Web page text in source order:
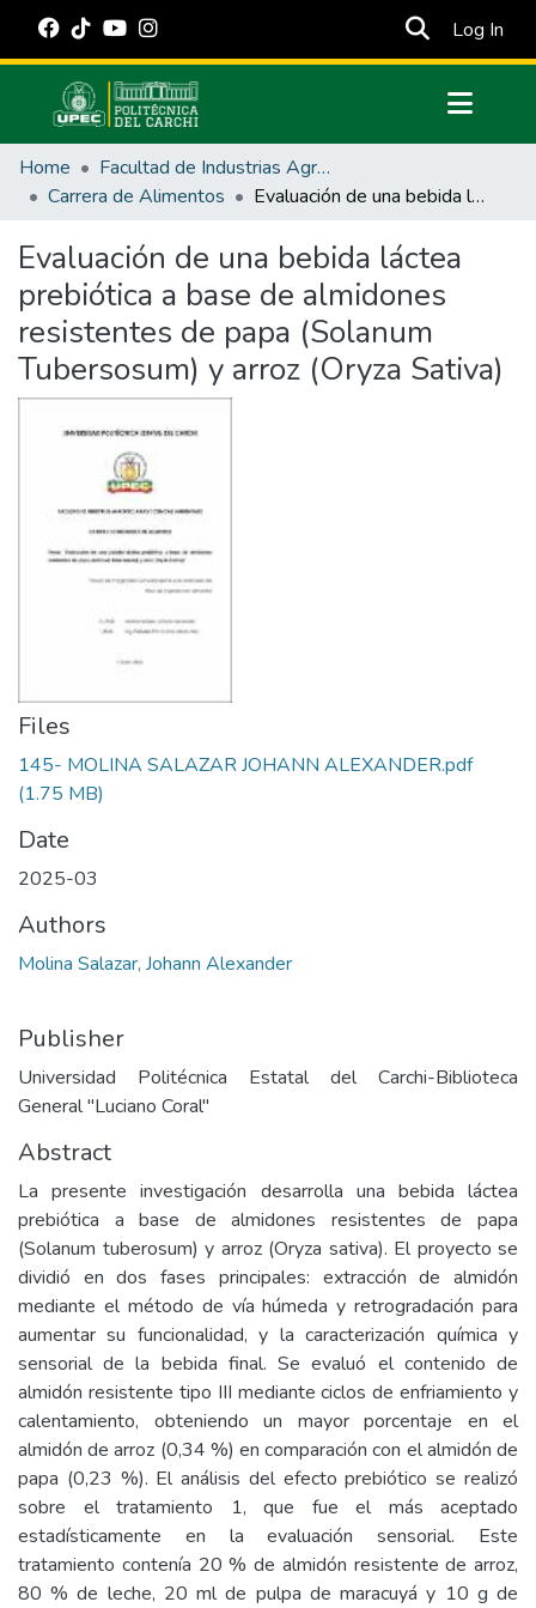
Log In
Communities & Collections
All of DSpace
Estadísticas Externas
Manuales
Home
Facultad de Industrias Agropecuarias y Ciencias Ambientales
Carrera de Alimentos
Evaluación de una bebida láctea prebiótica a base de almidones resistentes de papa (Solanum Tubersosum) y arroz (Oryza Sativa)
Evaluación de una bebida láctea
prebiótica a base de almidones
resistentes de papa (Solanum
Tubersosum) y arroz (Oryza Sativa)
Files
145- MOLINA SALAZAR JOHANN ALEXANDER.pdf
(1.75 MB)
Date
2025-03
Authors
Molina Salazar, Johann Alexander
Publisher
Universidad Politécnica Estatal del Carchi-Biblioteca
General "Luciano Coral"
Abstract
La presente investigación desarrolla una bebida láctea
prebiótica a base de almidones resistentes de papa
(Solanum tuberosum) y arroz (Oryza sativa). El proyecto se
dividió en dos fases principales: extracción de almidón
mediante el método de vía húmeda y retrogradación para
aumentar su funcionalidad, y la caracterización química y
sensorial de la bebida final. Se evaluó el contenido de
almidón resistente tipo III mediante ciclos de enfriamiento y
calentamiento, obteniendo un mayor porcentaje en el
almidón de arroz (0,34 %) en comparación con el almidón de
papa (0,23 %). El análisis del efecto prebiótico se realizó
sobre el tratamiento 1, que fue el más aceptado
estadísticamente en la evaluación sensorial. Este
tratamiento contenía 20 % de almidón resistente de arroz,
80 % de leche, 20 ml de pulpa de maracuyá y 10 g de